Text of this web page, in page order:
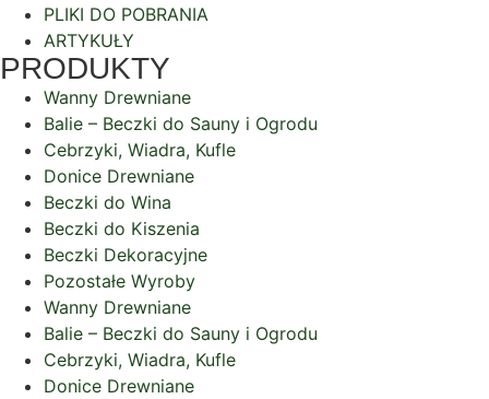
PLIKI DO POBRANIA
ARTYKUŁY
PRODUKTY
Wanny Drewniane
Balie – Beczki do Sauny i Ogrodu
Cebrzyki, Wiadra, Kufle
Donice Drewniane
Beczki do Wina
Beczki do Kiszenia
Beczki Dekoracyjne
Pozostałe Wyroby
Wanny Drewniane
Balie – Beczki do Sauny i Ogrodu
Cebrzyki, Wiadra, Kufle
Donice Drewniane